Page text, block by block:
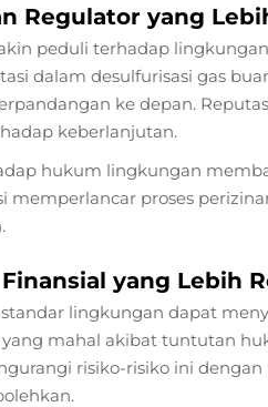
Regulator yang
peduli terhadap
dalam desulfurisasi gas
ke depan.
keberlanjutan.
hukum lingkungan
memperlancar proses
yang Lebih
lingkungan dapat
mahal akibat tuntutan
risiko-risiko ini